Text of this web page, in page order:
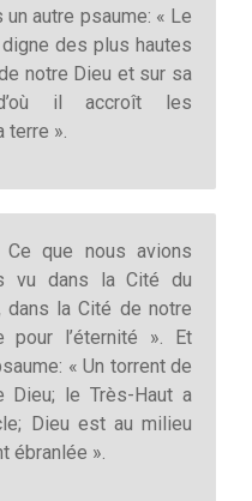
autre psaume: « Le
des plus hautes
notre Dieu et sur sa
il accroît les
».
que nous avions
vu dans la Cité du
dans la Cité de notre
pour l’éternité ». Et
« Un torrent de
le Très-Haut a
Dieu est au milieu
ébranlée ».